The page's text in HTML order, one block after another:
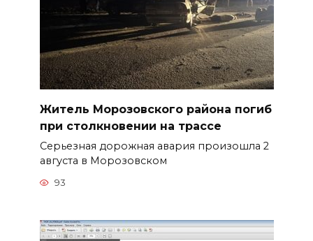
Житель Морозовского района погиб
при столкновении на трассе
Серьезная дорожная авария произошла 2
августа в Морозовском
93